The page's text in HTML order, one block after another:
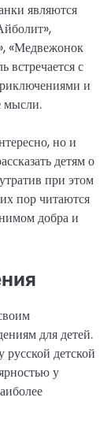
являются
«Медвежонок
встречается с
и
мысли.
но и
детям о
при этом
пор читаются
добра и
для детей.
детской
у